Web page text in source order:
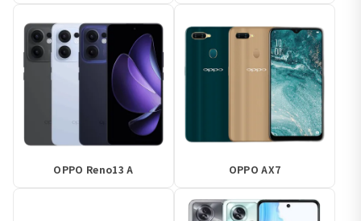
OPPO Reno13 A OPPO AX7